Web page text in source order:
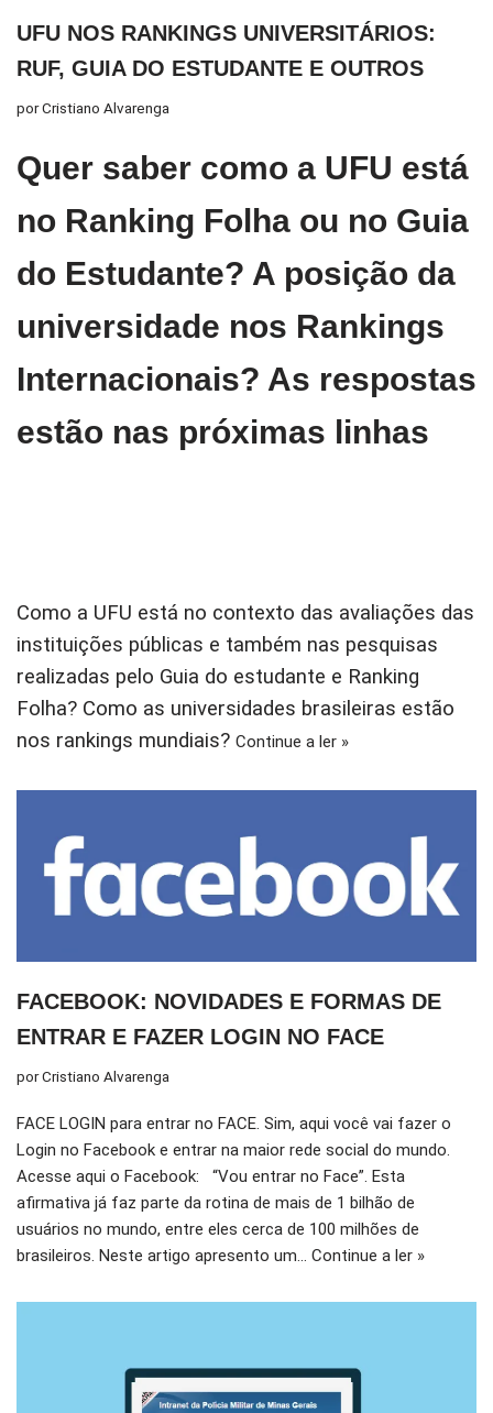
UFU NOS RANKINGS UNIVERSITÁRIOS:
RUF, GUIA DO ESTUDANTE E OUTROS
porCristiano Alvarenga
Quer saber como a UFU está
no Ranking Folha ou no Guia
do Estudante? A posição da
universidade nos Rankings
Internacionais? As respostas
estão nas próximas linhas
Como a UFU está no contexto das avaliações das
instituições públicas e também nas pesquisas
realizadas pelo Guia do estudante e Ranking
Folha? Como as universidades brasileiras estão
nos rankings mundiais? Continue a ler »
FACEBOOK: NOVIDADES E FORMAS DE
ENTRAR E FAZER LOGIN NO FACE
porCristiano Alvarenga
FACE LOGIN para entrar no FACE. Sim, aqui você vai fazer o
Login no Facebook e entrar na maior rede social do mundo.
Acesse aqui o Facebook: “Vou entrar no Face”. Esta
afirmativa já faz parte da rotina de mais de 1 bilhão de
usuários no mundo, entre eles cerca de 100 milhões de
brasileiros. Neste artigo apresento um… Continue a ler »